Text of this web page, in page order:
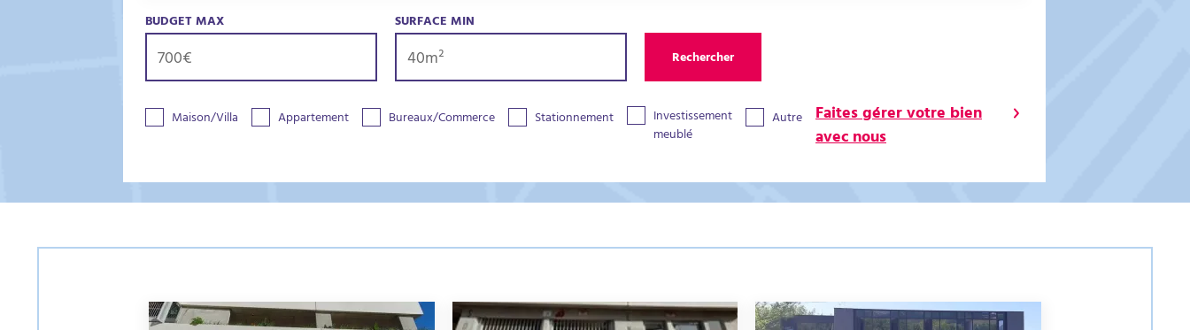
BUDGET MAX
SURFACE MIN
Rechercher
Maison/Villa Appartement Bureaux/Commerce Stationnement Investissement
meublé
Autre Faites gérer votre bien
avec nous